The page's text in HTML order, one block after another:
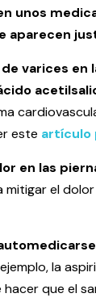
unos
varices en
este artículo
en las
el
la
que el